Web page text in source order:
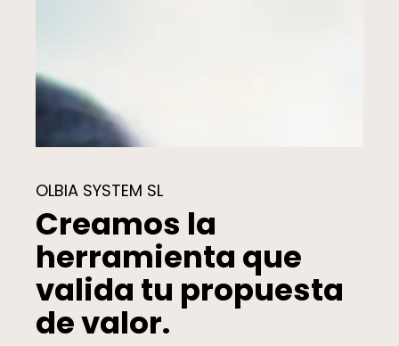
OLBIA SYSTEM SL
Creamos la
herramienta que
valida tu propuesta
de valor.